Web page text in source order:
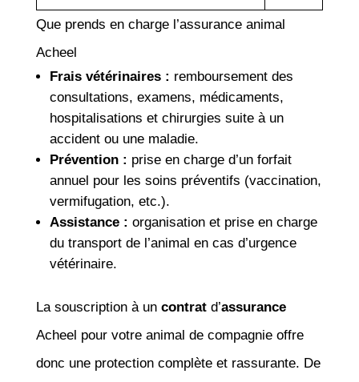
Que prends en charge l’assurance animal
Acheel
Frais vétérinaires : remboursement des
consultations, examens, médicaments,
hospitalisations et chirurgies suite à un
accident ou une maladie.
Prévention : prise en charge d’un forfait
annuel pour les soins préventifs (vaccination,
vermifugation, etc.).
Assistance : organisation et prise en charge
du transport de l’animal en cas d’urgence
vétérinaire.
La souscription à un contratd’assurance
Acheel pour votre animal de compagnie offre
donc une protection complète et rassurante. De